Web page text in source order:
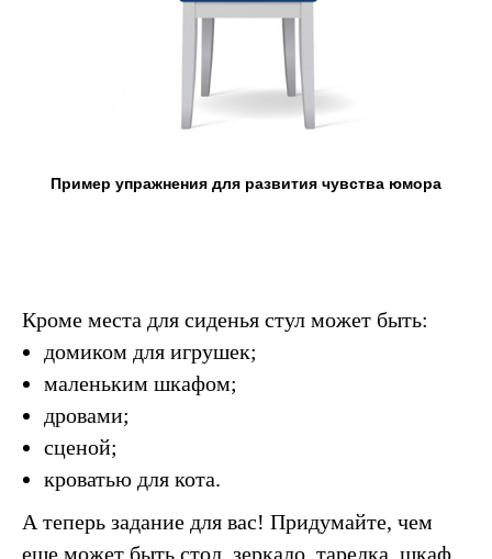
Пример упражнения для развития чувства юмора
Кроме места для сиденья стул может быть:
домиком для игрушек;
маленьким шкафом;
дровами;
сценой;
кроватью для кота.
А теперь задание для вас! Придумайте, чем
еще может быть стол, зеркало, тарелка, шкаф,